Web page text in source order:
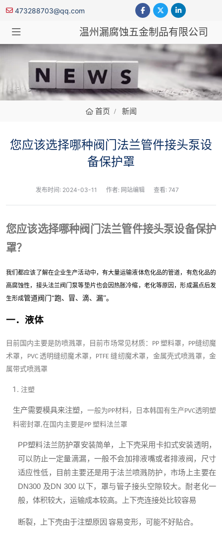
473288703@qq.com
温州漏腐蚀五金制品有限公司
新闻
首页 新闻
您应该选择哪种阀门法兰管件接头泵设
备保护罩
发布时间: 2024-03-11 作者: 网站编辑 查看: 747
您应该选择哪种阀门法兰管件接头泵设备保护
罩？
我们都应该了解在企业生产活动中，有大量运输液体危化品的管道，有危化品的
高腐蚀性，接头法兰阀门泵等垫片也会因热胀冷缩，老化等原因，形成漏点后发
生形成管道阀门“跑、冒、滴、漏”。
一．液体
目前国内主要是防喷溅罩，目前市场常见材质： PP 塑料罩， PP缝纫魔
术罩， PVC 透明缝纫魔术罩， PTFE缝纫魔术罩，金属壳式喷溅罩，金
属带式喷溅罩
注塑
生产需要模具来注塑， 一般为PP材料，日本韩国有生产PVC透明塑
料密封罩,在国内主要是PP 塑料法兰罩
PP塑料法兰防护罩安装简单，上下壳采用卡扣式安装透明，
可以防止一定量滴漏，一般不会加排液嘴或者排液阀，尺寸
适应性低，目前主要还是用于法兰喷溅防护，市场上主要在
DN300 及DN 300 以下，罩与管子接头空隙较大。耐老化一
般，体积较大，运输成本较高。上下壳连接处比较容易
断裂，上下壳由于注塑原因 容易变形，可能不好贴合。